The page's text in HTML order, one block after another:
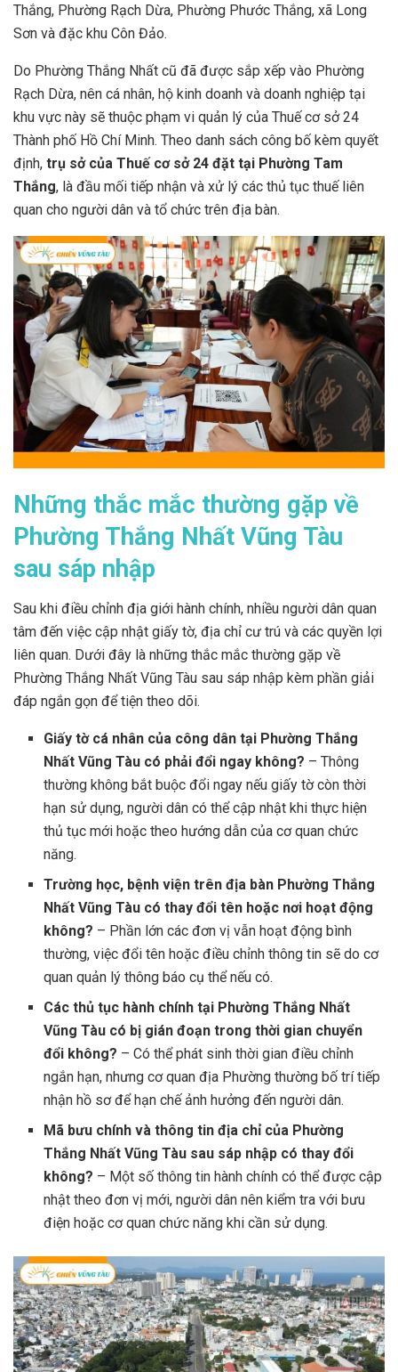
Thắng, Phường Rạch Dừa, Phường Phước Thắng, xã Long
Sơn và đặc khu Côn Đảo.
Do Phường Thắng Nhất cũ đã được sắp xếp vào Phường
Rạch Dừa, nên cá nhân, hộ kinh doanh và doanh nghiệp tại
khu vực này sẽ thuộc phạm vi quản lý của Thuế cơ sở 24
Thành phố Hồ Chí Minh. Theo danh sách công bố kèm quyết
định, trụ sở của Thuế cơ sở 24 đặt tại Phường Tam
Thắng, là đầu mối tiếp nhận và xử lý các thủ tục thuế liên
quan cho người dân và tổ chức trên địa bàn.
Những thắc mắc thường gặp về
Phường Thắng Nhất Vũng Tàu
sau sáp nhập
Sau khi điều chỉnh địa giới hành chính, nhiều người dân quan
tâm đến việc cập nhật giấy tờ, địa chỉ cư trú và các quyền lợi
liên quan. Dưới đây là những thắc mắc thường gặp về
Phường Thắng Nhất Vũng Tàu sau sáp nhập kèm phần giải
đáp ngắn gọn để tiện theo dõi.
Giấy tờ cá nhân của công dân tại Phường Thắng
Nhất Vũng Tàu có phải đổi ngay không? – Thông
thường không bắt buộc đổi ngay nếu giấy tờ còn thời
hạn sử dụng, người dân có thể cập nhật khi thực hiện
thủ tục mới hoặc theo hướng dẫn của cơ quan chức
năng.
Trường học, bệnh viện trên địa bàn Phường Thắng
Nhất Vũng Tàu có thay đổi tên hoặc nơi hoạt động
không? – Phần lớn các đơn vị vẫn hoạt động bình
thường, việc đổi tên hoặc điều chỉnh thông tin sẽ do cơ
quan quản lý thông báo cụ thể nếu có.
Các thủ tục hành chính tại Phường Thắng Nhất
Vũng Tàu có bị gián đoạn trong thời gian chuyển
đổi không? – Có thể phát sinh thời gian điều chỉnh
ngắn hạn, nhưng cơ quan địa Phường thường bố trí tiếp
nhận hồ sơ để hạn chế ảnh hưởng đến người dân.
Mã bưu chính và thông tin địa chỉ của Phường
Thắng Nhất Vũng Tàu sau sáp nhập có thay đổi
không? – Một số thông tin hành chính có thể được cập
nhật theo đơn vị mới, người dân nên kiểm tra với bưu
điện hoặc cơ quan chức năng khi cần sử dụng.